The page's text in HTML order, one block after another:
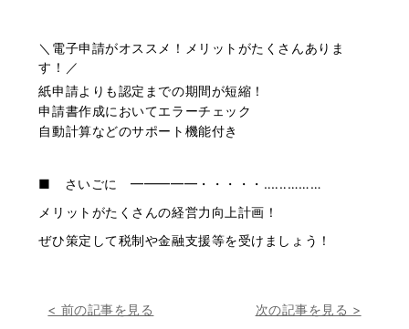
＼電子申請がオススメ！メリットがたくさんありま
す！／
紙申請よりも認定までの期間が短縮！
申請書作成においてエラーチェック
自動計算などのサポート機能付き
■ さいごに ━━━━━・・・・・‥‥‥………
メリットがたくさんの経営力向上計画！
ぜひ策定して税制や金融支援等を受けましょう！
< 前の記事を見る 次の記事を見る >